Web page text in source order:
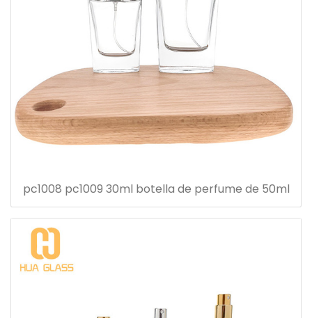
pc1008 pc1009 30ml botella de perfume de 50ml